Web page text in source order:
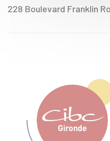
228 Boulevard Franklin